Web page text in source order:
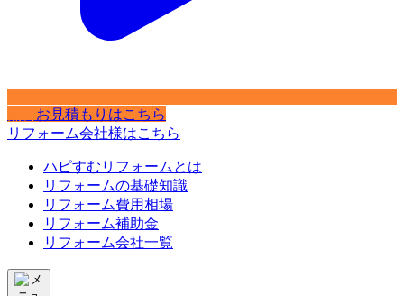
お見積もりはこちら
リフォーム会社様はこちら
ハピすむリフォームとは
リフォームの基礎知識
リフォーム費用相場
リフォーム補助金
リフォーム会社一覧